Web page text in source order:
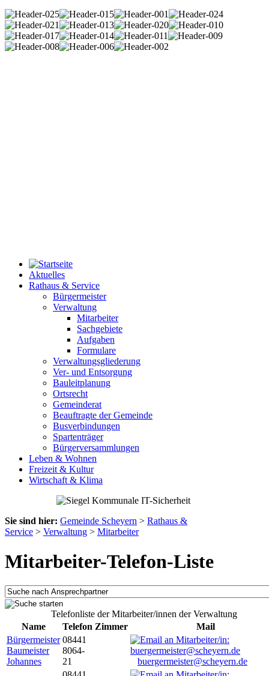
Aktuelles
Rathaus & Service
Bürgermeister
Verwaltung
Mitarbeiter
Sachgebiete
Aufgaben
Formulare
Verwaltungsgliederung
Ver- und Entsorgung
Bauleitplanung
Ortsrecht
Gemeinderat
Beauftragte der Gemeinde
Busverbindungen
Spartenträger
Bürgerversammlungen
Leben & Wohnen
Freizeit & Kultur
Wirtschaft & Klima
Sie sind hier: Gemeinde Scheyern > Rathaus &
Service > Verwaltung > Mitarbeiter
Mitarbeiter-Telefon-Liste
Telefonliste der Mitarbeiter/innen der Verwaltung
Name
Telefon Zimmer
Mail
Bürgermeister
Baumeister
Johannes
08441
8064-
21
buergermeister@scheyern.de